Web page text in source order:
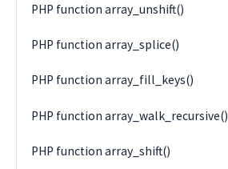
PHP function array_unshift()
PHP function array_splice()
PHP function array_fill_keys()
PHP function array_walk_recursive()
PHP function array_shift()